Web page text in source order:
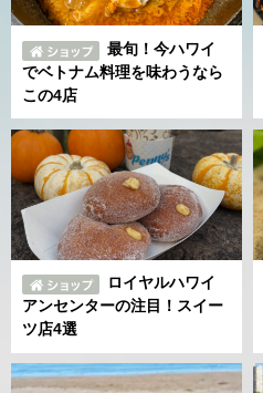
最旬！今ハワイ
でベトナム料理を味わうなら
この4店
ロイヤルハワイ
アンセンターの注目！スイー
ツ店4選